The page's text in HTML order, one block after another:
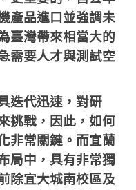
產品進口並強調未
臺灣帶來相當大的
需要人才與測試空
迭代迅速，對研
挑戰，因此，如何
非常關鍵。而宜蘭
局中，具有非常獨
除宜大城南校區及